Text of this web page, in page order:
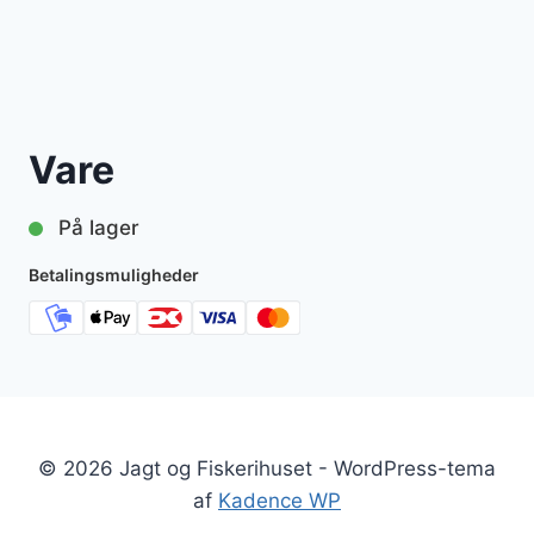
Vare
På lager
Betalingsmuligheder
© 2026 Jagt og Fiskerihuset - WordPress-tema
af Kadence WP